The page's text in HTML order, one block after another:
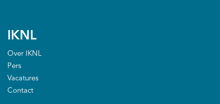
IKNL
Over IKNL
Pers
Vacatures
Contact